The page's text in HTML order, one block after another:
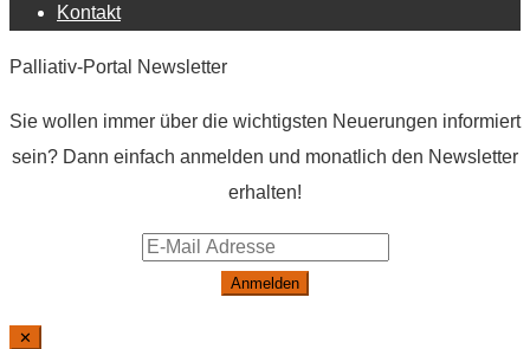
Kontakt
Palliativ-Portal Newsletter
Sie wollen immer über die wichtigsten Neuerungen informiert
sein? Dann einfach anmelden und monatlich den Newsletter
erhalten!
Anmelden
✕